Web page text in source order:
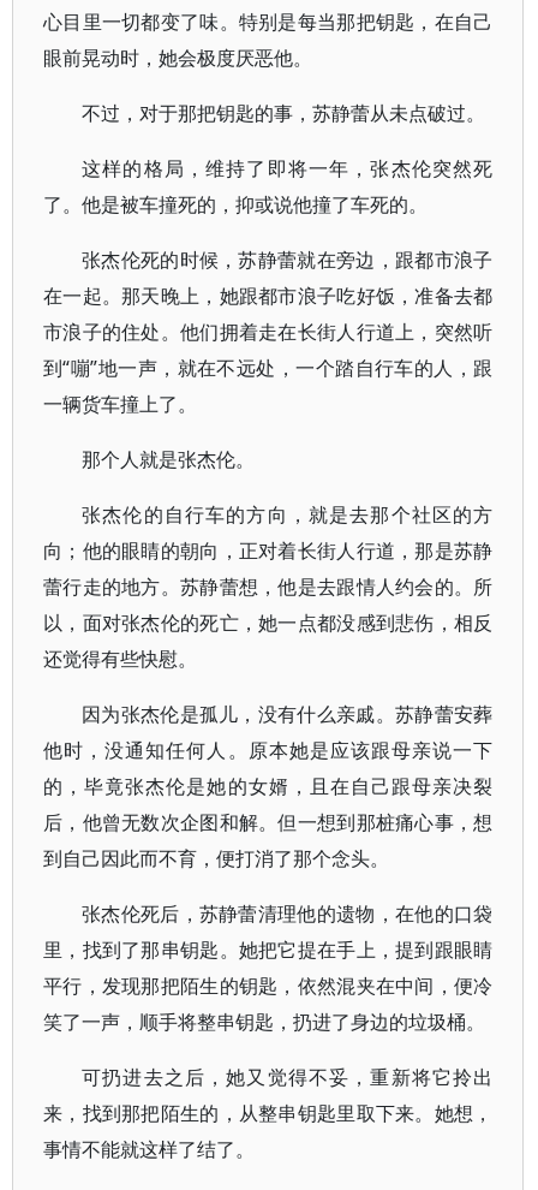
心目里一切都变了味。特别是每当那把钥匙，在自己
眼前晃动时，她会极度厌恶他。
不过，对于那把钥匙的事，苏静蕾从未点破过。
这样的格局，维持了即将一年，张杰伦突然死
了。他是被车撞死的，抑或说他撞了车死的。
张杰伦死的时候，苏静蕾就在旁边，跟都市浪子
在一起。那天晚上，她跟都市浪子吃好饭，准备去都
市浪子的住处。他们拥着走在长街人行道上，突然听
到“嘣”地一声，就在不远处，一个踏自行车的人，跟
一辆货车撞上了。
那个人就是张杰伦。
张杰伦的自行车的方向，就是去那个社区的方
向；他的眼睛的朝向，正对着长街人行道，那是苏静
蕾行走的地方。苏静蕾想，他是去跟情人约会的。所
以，面对张杰伦的死亡，她一点都没感到悲伤，相反
还觉得有些快慰。
因为张杰伦是孤儿，没有什么亲戚。苏静蕾安葬
他时，没通知任何人。原本她是应该跟母亲说一下
的，毕竟张杰伦是她的女婿，且在自己跟母亲决裂
后，他曾无数次企图和解。但一想到那桩痛心事，想
到自己因此而不育，便打消了那个念头。
张杰伦死后，苏静蕾清理他的遗物，在他的口袋
里，找到了那串钥匙。她把它提在手上，提到跟眼睛
平行，发现那把陌生的钥匙，依然混夹在中间，便冷
笑了一声，顺手将整串钥匙，扔进了身边的垃圾桶。
可扔进去之后，她又觉得不妥，重新将它拎出
来，找到那把陌生的，从整串钥匙里取下来。她想，
事情不能就这样了结了。